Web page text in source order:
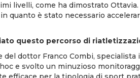
livelli, come ha dimostrato
quanto è stato necessario
questo percorso di
del dottor Franco Combi,
e svolto un minuzioso